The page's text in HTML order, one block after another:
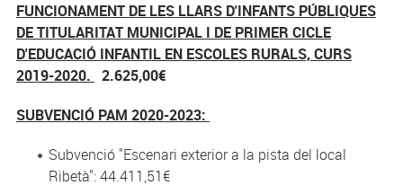
FUNCIONAMENT DE LES LLARS D'INFANTS PÚBLIQUES
DE TITULARITAT MUNICIPAL I DE PRIMER CICLE
D'EDUCACIÓ INFANTIL EN ESCOLES RURALS, CURS
2019-2020. 2.625,00€
SUBVENCIÓ PAM 2020-2023:
Subvenció "Escenari exterior a la pista del local
Ribetà": 44.411,51€